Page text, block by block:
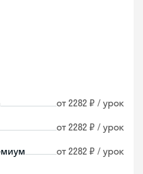
от 2282 ₽ / урок
от 2282 ₽ / урок
от 2282 ₽ / урок